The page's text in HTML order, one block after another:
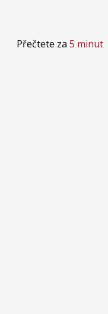
Přečtete za 5 minut